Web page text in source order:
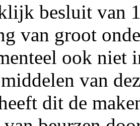
besluit van
van groot
ook niet
van
dit de